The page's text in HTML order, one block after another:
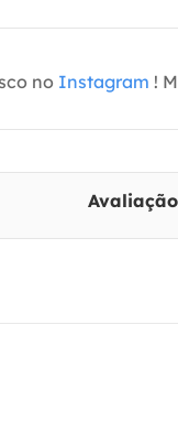
no Instagram !